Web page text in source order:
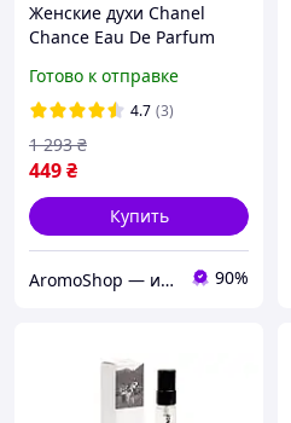
Женские духи Chanel
Chance Eau De Parfum
100 ml (Женские Духи
Шанель Шанс)
Готово к отправке
4.7 (3)
449₴
1 293 ₴
Купить
AromoShop — интернет-магазин парфюмерии и косметики 90%